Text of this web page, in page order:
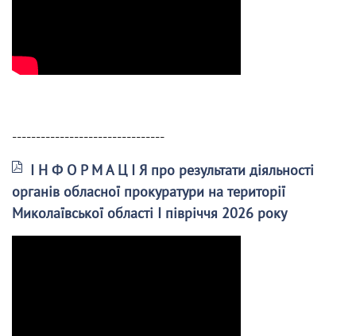
--------------------------------
І Н Ф О Р М А Ц І Я про результати діяльності
органів обласної прокуратури на території
Миколаївської області І півріччя 2026 року